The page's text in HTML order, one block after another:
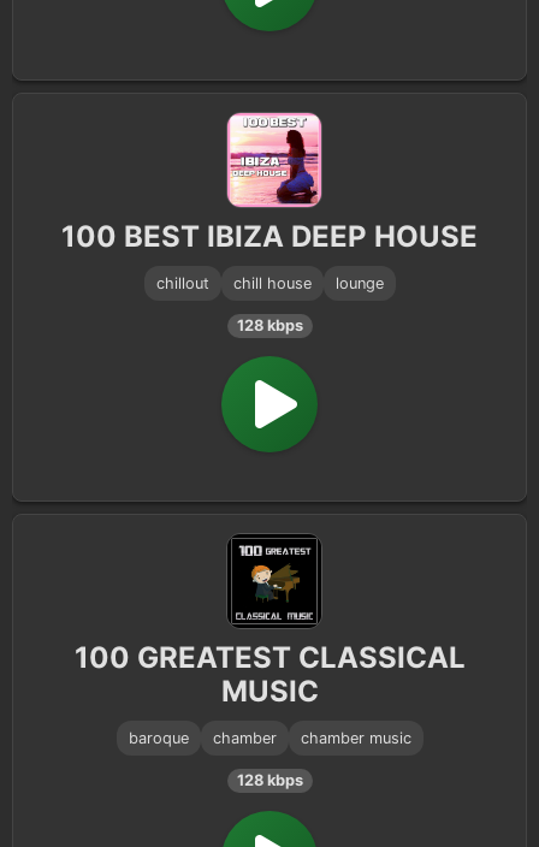
100 BEST IBIZA DEEP HOUSE
chillout chill house lounge
128 kbps
100 GREATEST CLASSICAL
MUSIC
baroque chamber chamber music
128 kbps